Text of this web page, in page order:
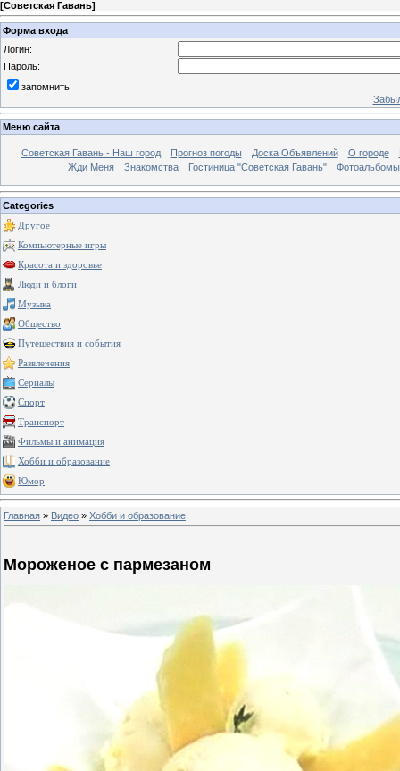
[Советская Гавань]
Форма входа
Логин:
Пароль:
запомнить
Меню сайта
Советская Гавань - Наш город Прогноз погоды Доска Объявлений О городе
Жди Меня
Знакомства Гостиница "Советская Гавань" Фотоальбомы
Categories
Другое
Компьютерные игры
Красота и здоровье
Люди и блоги
Музыка
Общество
Путешествия и события
Развлечения
Сериалы
Спорт
Транспорт
Фильмы и анимация
Хобби и образование
Юмор
Главная » Видео » Хобби и образование
Мороженое с пармезаном